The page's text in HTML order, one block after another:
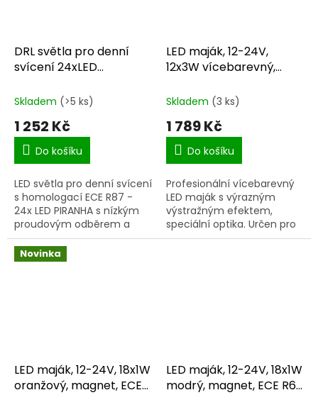
DRL světla pro denní
svícení 24xLED
Skladem (>5 ks)
1 252 Kč
Do košíku
LED světla pro denní svícení
s homologací ECE R87 -
24x LED PIRANHA s nízkým
proudovým odběrem a
funkcím automatického
zapnutím / vypnutím,
rozměry 160x24x40 mm.
LED maják, 12-24V,
12x3W vícebarevný,
Skladem (3 ks)
1 789 Kč
Do košíku
Profesionální vícebarevný
LED maják s výrazným
výstražným efektem,
speciální optika. Určen pro
uchycení pomocí
Novinka
LED maják, 12-24V, 18x1W
oranžový, magnet, ECE
LED maják, 12-24V, 18x1W
modrý, magnet, ECE R65